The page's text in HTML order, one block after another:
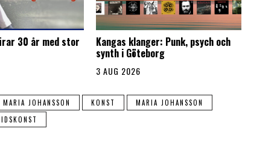
30 år med stor Kangas klanger: Punk, psych och
synth i Göteborg
3 AUG 2026
JOHANSSON KONST
MARIA JOHANSSON